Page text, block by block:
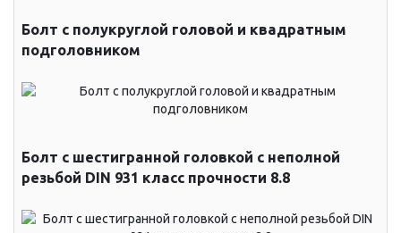
Болт с полукруглой головой и квадратным
подголовником
Болт с шестигранной головкой с неполной
резьбой DIN 931 класс прочности 8.8